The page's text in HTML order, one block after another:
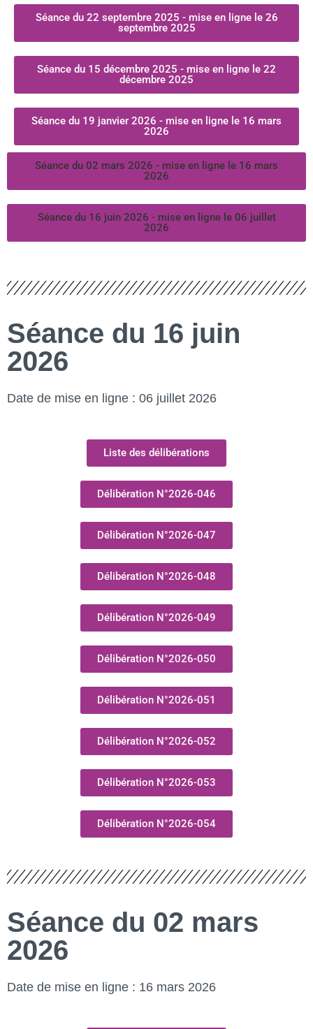
Séance du 22 septembre 2025 - mise en ligne le 26
septembre 2025
Séance du 15 décembre 2025 - mise en ligne le 22
décembre 2025
Séance du 19 janvier 2026 - mise en ligne le 16 mars
2026
Séance du 02 mars 2026 - mise en ligne le 16 mars
2026
Séance du 16 juin 2026 - mise en ligne le 06 juillet
2026
Séance du 16 juin
2026
Date de mise en ligne : 06 juillet 2026
Liste des délibérations
Délibération N°2026-046
Délibération N°2026-047
Délibération N°2026-048
Délibération N°2026-049
Délibération N°2026-050
Délibération N°2026-051
Délibération N°2026-052
Délibération N°2026-053
Délibération N°2026-054
Séance du 02 mars
2026
Date de mise en ligne : 16 mars 2026